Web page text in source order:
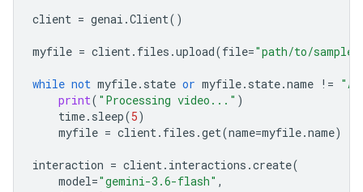
client = genai .Client()
myfile = client. files .upload(file="path/to/
while not myfile. state or myfile. state.name !=
print( "Processing video..." )
time. sleep(5)
myfile = client. files .get(name=myfile.name)
interaction = client. interactions .create(
model="gemini-3.6-flash" ,